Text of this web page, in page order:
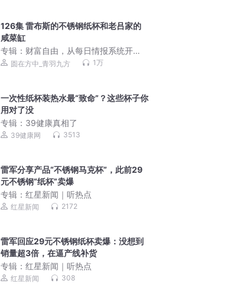
126集 雷布斯的不锈钢纸杯和老吕家的
咸菜缸
专辑： 财富自由，从每日情报系统开
始！| 都市系统 | 市井人生 | 信息差致富
圆在方中_青羽九方 1万
一次性纸杯装热水最“致命”？这些杯子你
用对了没
专辑： 39健康真相了
39健康网 3513
雷军分享产品“不锈钢马克杯”，此前29
元不锈钢“纸杯”卖爆
专辑：红星新闻｜听热点
红星新闻 2172
雷军回应29元不锈钢纸杯卖爆：没想到
销量超3倍，在逼产线补货
专辑：红星新闻｜听热点
红星新闻 308